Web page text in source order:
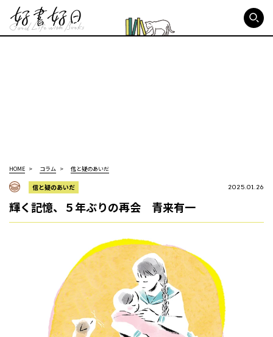
HOME コラム 信と疑のあいだ
信と疑のあいだ 2025.01.26
輝く記憶、５年ぶりの再会 青来有一